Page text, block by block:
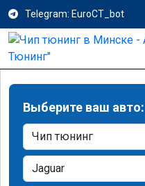
Telegram: EuroCT_bot
Выберите ваш авто: